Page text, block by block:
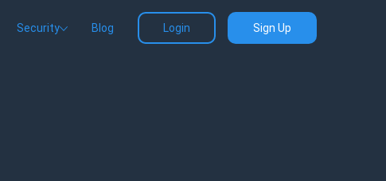
Security Blog Login Sign Up